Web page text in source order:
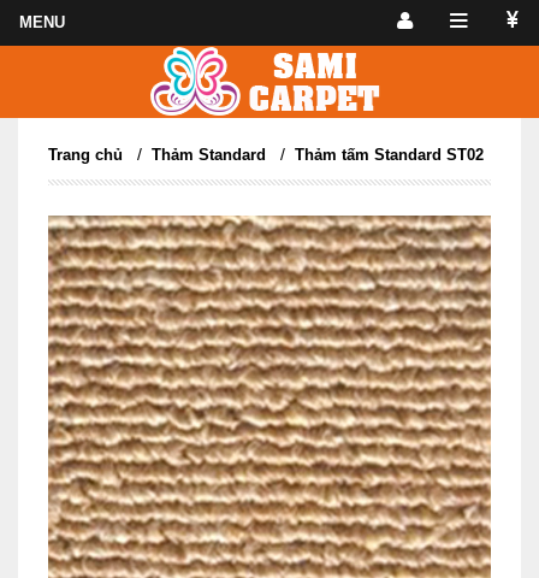
Trang chủ / Thảm Standard / Thảm tấm Standard ST02